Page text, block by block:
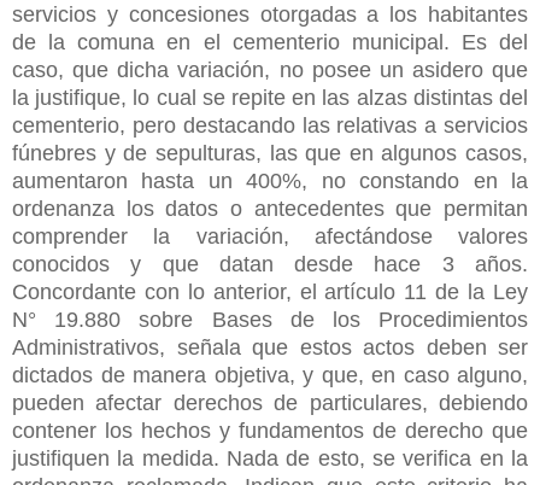
servicios y concesiones otorgadas a los habitantes
de la comuna en el cementerio municipal. Es del
caso, que dicha variación, no posee un asidero que
la justifique, lo cual se repite en las alzas distintas del
cementerio, pero destacando las relativas a servicios
fúnebres y de sepulturas, las que en algunos casos,
aumentaron hasta un 400%, no constando en la
ordenanza los datos o antecedentes que permitan
comprender la variación, afectándose valores
conocidos y que datan desde hace 3 años.
Concordante con lo anterior, el artículo 11 de la Ley
N° 19.880 sobre Bases de los Procedimientos
Administrativos, señala que estos actos deben ser
dictados de manera objetiva, y que, en caso alguno,
pueden afectar derechos de particulares, debiendo
contener los hechos y fundamentos de derecho que
justifiquen la medida. Nada de esto, se verifica en la